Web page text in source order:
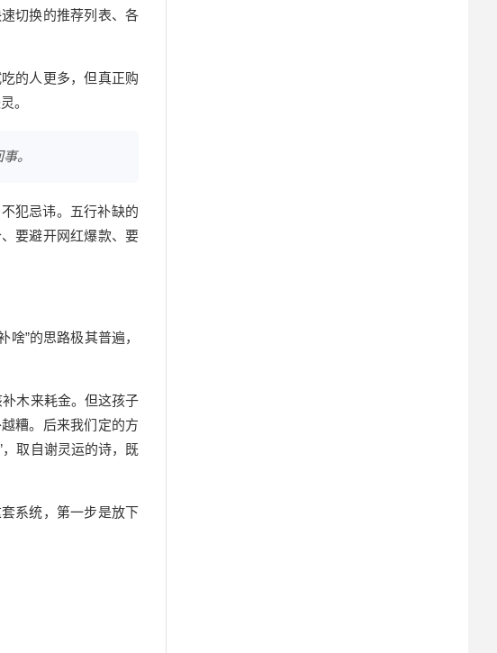
切换的推荐列表、各
的人更多，但真正购
。
。
犯忌讳。五行补缺的
要避开网红爆款、要
”的思路极其普遍，
木来耗金。但这孩子
糟。后来我们定的方
取自谢灵运的诗，既
系统，第一步是放下